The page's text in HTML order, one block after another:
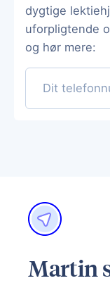
dygtige
uforpligtende
og hør mere:
Martin